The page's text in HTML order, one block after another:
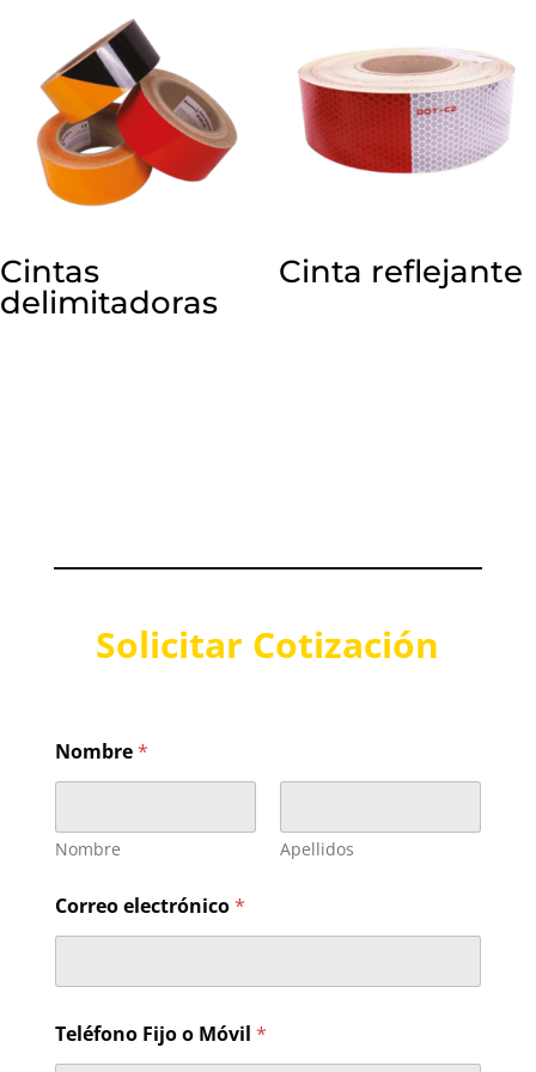
Cintas
delimitadoras
Cinta reflejante
Solicitar Cotización
Nombre*
Nombre Apellidos
Correo electrónico*
Teléfono Fijo o Móvil *